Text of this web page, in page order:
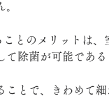
とのメリットは
除菌が可能である
ことで、きわめて